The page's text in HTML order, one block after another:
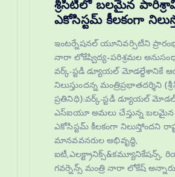
శ్రీసిటీలో బలమైన
ఎకోసిస్టమ్ కీలకంగా
ఇంటర్నేషనల్ యూనివర్సిటీని
నారా లోకేష్విద్య–పరిశ్రమల
వర్క్-స్టడీ డ్యూయల్ మోడల్దేశానికే
నిలుస్తుందన్న మంత్రిప్రభాతదర్శిని
ప్రతినిధి):వర్క్-స్టడీ డ్యూయల్ మోడల్
ఎస్‌ఐయూ అమలు చేస్తున్న
ఎకోసిస్టమ్ కీలకంగా నిలుస్తోందని
మానవవనరుల అభివృద్ధి,
ఐటీ,ఎలక్ట్రానిక్స్&కమ్యూనికేషన్స్,
గవర్నెన్స్ మంత్రి నారా లోకేష్